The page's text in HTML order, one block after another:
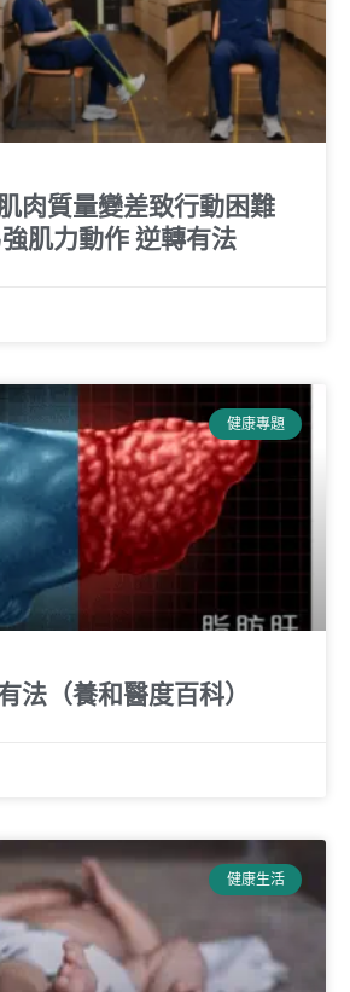
肉質量變差致行動困難
肌力動作 逆轉有法
健康專題
法（養和醫度百科）
健康生活